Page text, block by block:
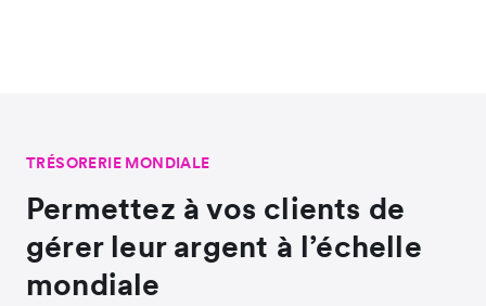
TRÉSORERIE MONDIALE
Permettez à vos clients de
gérer leur argent à l’échelle
mondiale